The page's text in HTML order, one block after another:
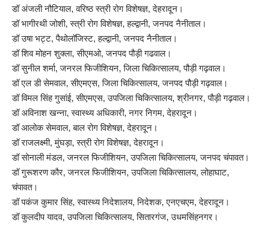
डॉ अंजली नौटियाल, वरिष्ठ स्त्री रोग विशेषज्ञ, देहरादून।
डॉ भागीरथी जोशी, स्त्री रोग विशेषज्ञ, हल्द्वानी, जनपद नैनीताल।
डॉ उषा भट्ट, पैथोलॉजिस्ट, हल्द्वानी, जनपद नैनीताल।
डॉ शिव मोहन शुक्ला, सीएमओ, जनपद पौड़ी गढवाल।
डॉ सुनील शर्मा, जनरल फिजीशियन, जिला चिकित्सालय, पौड़ी गढ़वाल।
डॉ एल डी सेमवाल, सीएमएस, जिला चिकित्सालय, जनपद पौड़ी गढ़वाल।
डॉ विमल सिंह गुसांई, सीएमएस, उपजिला चिकित्सालय, श्रीनगर, पौड़ी गढ़वाल।
डॉ अविनाश खन्ना, स्वास्थ्य अधिकारी, नगर निगम, देहरादून।
डॉ आलोक सेमवाल, बाल रोग विशेषज्ञ, देहरादून।
डॉ राजलक्ष्मी, मुंघड़ा, स्त्री रोग विशेषज्ञ, देहरादून।
डॉ सोनाली मंडल, जनरल फिजीशियन, उपजिला चिकित्सालय, जनपद चंपावत।
डॉ गुरूशरण कौर, जनरल फिजीशियन, उपजिला चिकित्सालय, लोहाघाट,
चंपावत।
डॉ पकंज कुमार सिंह, स्वास्थ्य निदेशालय, निदेशक, एनएचएम, देहरादून।
डॉ कुलदीप यादव, उपजिला चिकित्सालय, सितारगंज, उधमसिंहनगर।